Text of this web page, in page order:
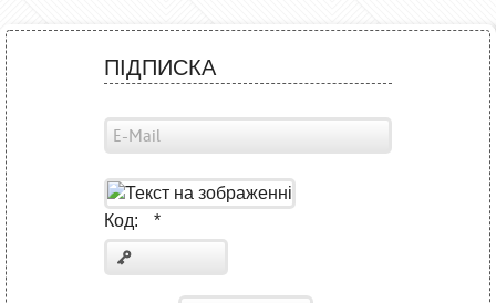
ПІДПИСКА
Код: *